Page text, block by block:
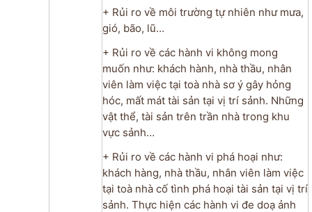
+ Rủi ro về môi trường tự nhiên như mưa,
gió, bão, lũ…
+ Rủi ro về các hành vi không mong
muốn như: khách hành, nhà thầu, nhân
viên làm việc tại toà nhà sơ ý gây hỏng
hóc, mất mát tài sản tại vị trí sảnh. Những
vật thể, tài sản trên trần nhà trong khu
vực sảnh…
+ Rủi ro về các hành vi phá hoại như:
khách hàng, nhà thầu, nhân viên làm việc
tại toà nhà cố tình phá hoại tài sản tại vị trí
sảnh. Thực hiện các hành vi đe doạ ảnh